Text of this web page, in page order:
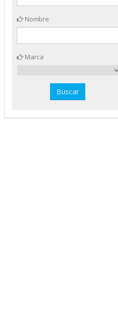
Nombre
Marca